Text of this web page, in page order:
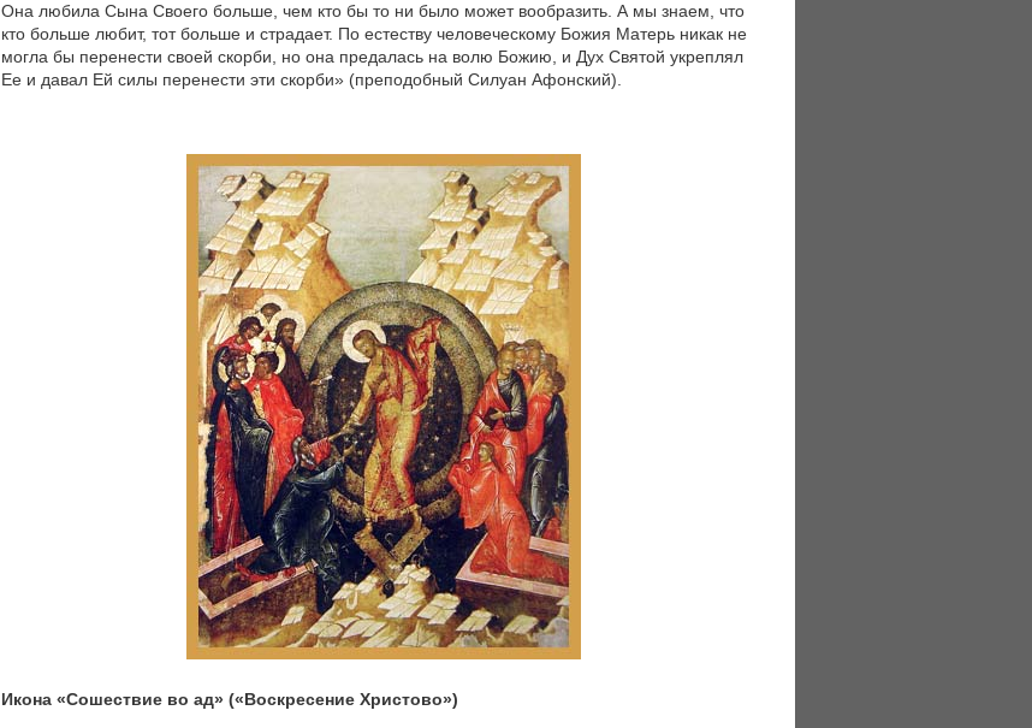
Она любила Сына Своего больше, чем кто бы то ни было может вообразить. А мы знаем, что
кто больше любит, тот больше и страдает. По естеству человеческому Божия Матерь никак не
могла бы перенести своей скорби, но она предалась на волю Божию, и Дух Святой укреплял
Ее и давал Ей силы перенести эти скорби» (преподобный Силуан Афонский).
Икона «Сошествие во ад» («Воскресение Христово»)